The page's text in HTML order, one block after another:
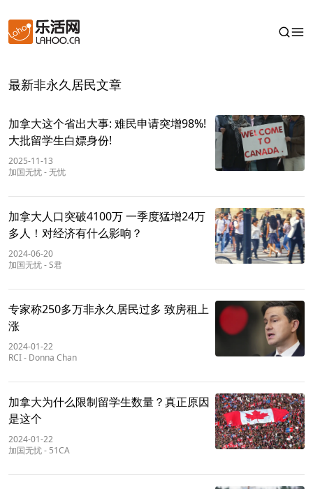
最新非永久居民文章
加拿大这个省出大事: 难民申请突增98%!
大批留学生白嫖身份!
2025-11-13
加国无忧-无忧
加拿大人口突破4100万 一季度猛增24万
多人！对经济有什么影响？
2024-06-20
加国无忧-S君
专家称250多万非永久居民过多 致房租上
涨
2024-01-22
RCI- Donna Chan
加拿大为什么限制留学生数量？真正原因
是这个
2024-01-22
加国无忧- 51CA